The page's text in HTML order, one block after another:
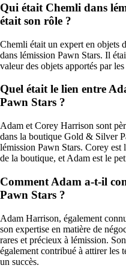
Qui était Chemli dans
était son rôle ?
Chemli était un expert en objets
dans lémission Pawn Stars. Il
valeur des objets apportés par
Quel était le lien entre
Pawn Stars ?
Adam et Corey Harrison sont
dans la boutique Gold & Silver
lémission Pawn Stars. Corey
de la boutique, et Adam est le
Comment Adam a-t-il
Pawn Stars ?
Adam Harrison, également
son expertise en matière de
rares et précieux à lémission.
également contribué à attirer les
un succès.